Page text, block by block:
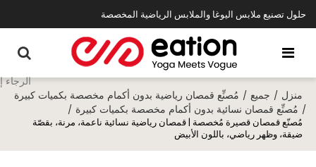
حلول تصنيع ملابس اليوغا والملابس الرياضية المخصصة
منزل / جميع / مُصنِّع قمصان رياضية بدون أكمام مخصصة بكميات كبيرة
/ مُصنِّع قمصان نسائية بدون أكمام مخصصة بكميات كبيرة /
مُصنّع قمصان قصيرة مُخصصة | قمصان رياضية نسائية ناعمة، مرنة، بقصّة
ضيقة، وظهر رياضي، باللون الأبيض